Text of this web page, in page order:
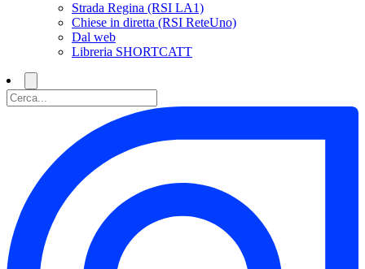
Strada Regina (RSI LA1)
Chiese in diretta (RSI ReteUno)
Dal web
Libreria SHORTCATT